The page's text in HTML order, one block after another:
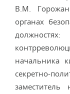
В.М.
органах
начальника
секретно-
заместитель